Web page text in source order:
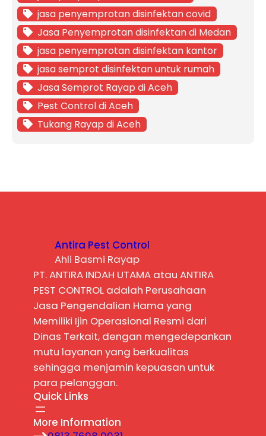
jasa penyemprotan disinfektan covid
Jasa Penyemprotan disinfektan di Medan
jasa penyemprotan disinfektan kantor
jasa semprot disinfektan untuk rumah
Jasa Semprot Rayap di Aceh
Pest Control di Aceh
Tukang Rayap di Aceh
Antira Pest Control
Ahli Basmi Rayap
PT. ANTIRA INDAH UTAMA atau ANTIRA
PEST CONTROL adalah Perusahaan
Jasa Pengendalian Hama yang
Memiliki Ijin Operasional Resmi dari
Dinas Terkait, dengan mengedepankan
mutu layanan yang berkualitas
sehingga menjamin kepuasan untuk
para pelanggan.
Quick Links
More Information